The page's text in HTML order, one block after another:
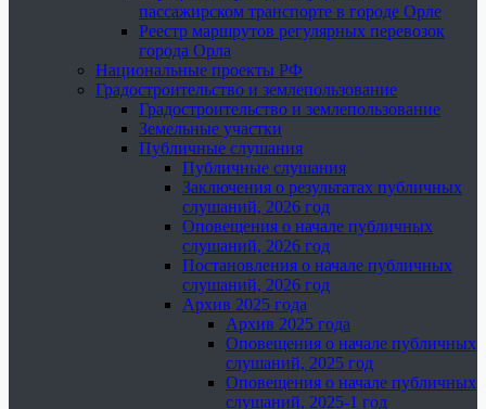
пассажирском транспорте в городе Орле
Реестр маршрутов регулярных перевозок
города Орла
Национальные проекты РФ
Градостроительство и землепользование
Градостроительство и землепользование
Земельные участки
Публичные слушания
Публичные слушания
Заключения о результатах публичных
слушаний, 2026 год
Оповещения о начале публичных
слушаний, 2026 год
Постановления о начале публичных
слушаний, 2026 год
Архив 2025 года
Архив 2025 года
Оповещения о начале публичных
слушаний, 2025 год
Оповещения о начале публичных
слушаний, 2025-1 год